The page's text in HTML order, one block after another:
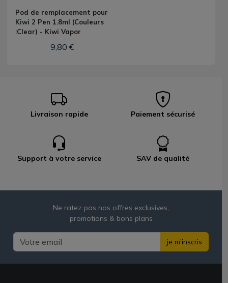
Pod de remplacement pour
Kiwi 2 Pen 1.8ml (Couleurs
:Clear) - Kiwi Vapor
9,80 €
Livraison rapide Paiement sécurisé
Support à votre service SAV de qualité
Ne ratez pas nos offres exclusives,
promotions & bons plans
je m'inscris